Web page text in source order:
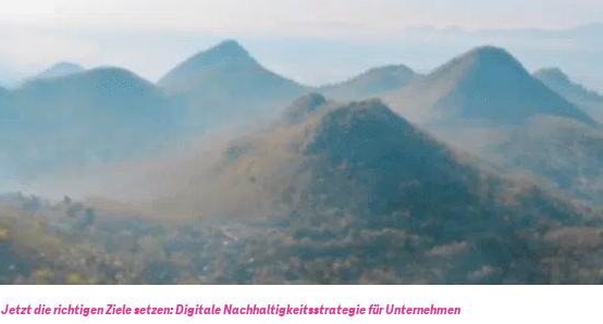
Jetzt die richtigen Ziele setzen: Digitale Nachhaltigkeitsstrategie für Unternehmen